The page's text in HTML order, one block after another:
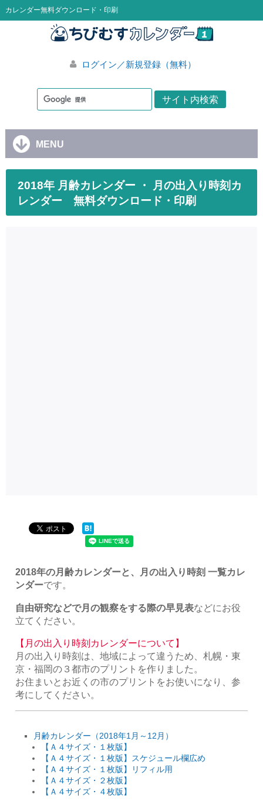
カレンダー無料ダウンロード・印刷
ログイン／新規登録（無料）
MENU
2018年 月齢カレンダー ・ 月の出入り時刻カ
レンダー 無料ダウンロード・印刷
2018年の月齢カレンダーと、月の出入り時刻 一覧カレ
ンダーです。
自由研究などで月の観察をする際の早見表などにお役
立てください。
【月の出入り時刻カレンダーについて】
月の出入り時刻は、地域によって違うため、札幌・東
京・福岡の３都市のプリントを作りました。
お住まいとお近くの市のプリントをお使いになり、参
考にしてください。
月齢カレンダー（2018年1月～12月）
【Ａ４サイズ・１枚版】
【Ａ４サイズ・１枚版】スケジュール欄広め
【Ａ４サイズ・１枚版】リフィル用
【Ａ４サイズ・２枚版】
【Ａ４サイズ・４枚版】